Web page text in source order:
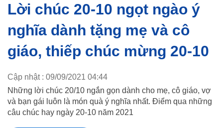
Lời chúc 20-10 ngọt ngào ý
nghĩa dành tặng mẹ và cô
giáo, thiếp chúc mừng 20-10
Cập nhật : 09/09/2021 04:44
Những lời chúc 20/10 ngắn gọn dành cho mẹ, cô giáo, vợ
và bạn gái luôn là món quà ý nghĩa nhất. Điểm qua những
câu chúc hay ngày 20-10 năm 2021